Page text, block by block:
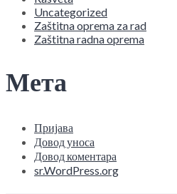
Uncategorized
Zaštitna oprema za rad
Zaštitna radna oprema
Мета
Пријава
Довод уноса
Довод коментара
sr.WordPress.org